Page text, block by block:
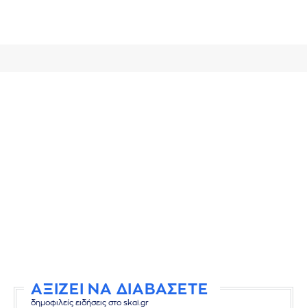
ΑΞΙΖΕΙ ΝΑ ΔΙΑΒΑΣΕΤΕ
δημοφιλείς ειδήσεις στο skai.gr